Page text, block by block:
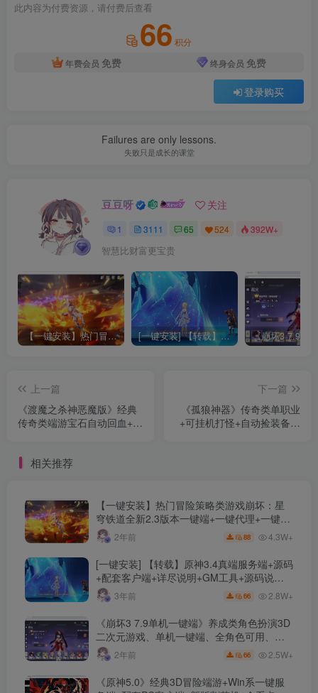
此内容为付费资源，请付费后查看
66 积分
年费会员 免费 终身会员 免费
登录购买
Failures are only lessons.
失败只是成长的课堂
豆豆呀 关注
1 3111 65 524 392W+
智慧比财富更宝贵
【一键安装】热门冒险策略类游戏崩坏：星穹铁道全新2.3版本一键端+一键代理+一键启动+免虚拟机 [一键安装] 【转载】原神3.4真端服务端+源码+配套客户端+详尽说明+GM工具+源码说明文件
上一篇
《渡魔之杀神恶魔版》经典
传奇类端游宝石自动回血+装
下一篇
《孤狼神器》传奇类单职业
+可挂机打怪+自动捡装备回
相关推荐
【一键安装】热门冒险策略类游戏崩坏：星
穹铁道全新2.3版本一键端+一键代理+一键启
动+免虚拟机
2年前 88 4.3W+
[一键安装] 【转载】原神3.4真端服务端+源码
+配套客户端+详尽说明+GM工具+源码说明
文件3年前 66 2.8W+
《崩坏3 7.9单机一键端》养成类角色扮演3D
二次元游戏、单机一键端、全角色可用、无
限资源、附带保姆级安装教程
2年前 66 2.5W+
《原神5.0》经典3D冒险端游+Win系一键服